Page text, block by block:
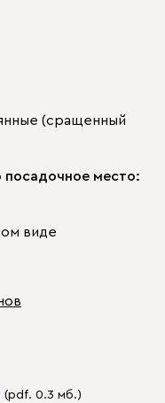
(сращенный
посадочное место:
виде
(pdf. 0.3 мб.)